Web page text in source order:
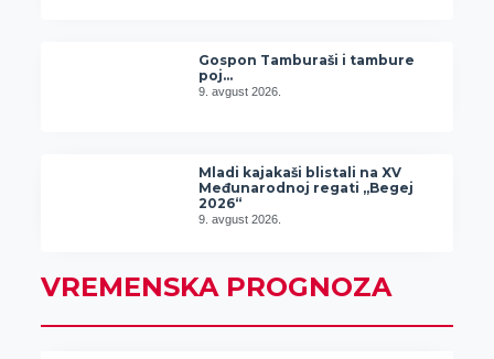
Gospon Tamburaši i tambure
poj…
9. avgust 2026.
Mladi kajakaši blistali na XV
Međunarodnoj regati „Begej
2026“
9. avgust 2026.
VREMENSKA PROGNOZA